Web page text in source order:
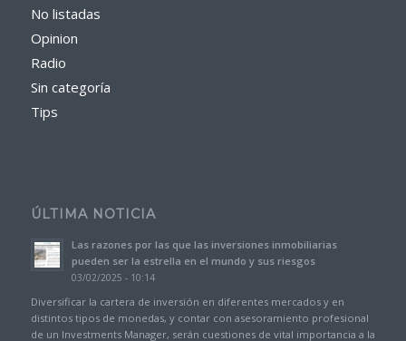
No listadas
Opinion
Radio
Sin categoría
Tips
ÚLTIMA NOTICIA
Las razones por las que las inversiones inmobiliarias
pueden ser la estrella en el mundo y sus riesgos
03/02/2025 - 10:14
Diversificar la cartera de inversión en diferentes mercados y en
distintos tipos de monedas, y contar con asesoramiento profesional
de un Investments Manager, serán cuestiones de vital importancia a la